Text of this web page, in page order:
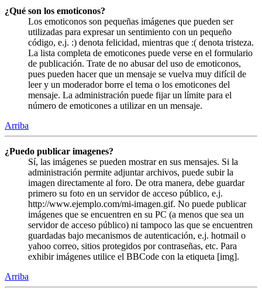
¿Qué son los emoticonos?
Los emoticonos son pequeñas imágenes que pueden ser
utilizadas para expresar un sentimiento con un pequeño
código, e.j. :) denota felicidad, mientras que :( denota tristeza.
La lista completa de emoticones puede verse en el formulario
de publicación. Trate de no abusar del uso de emoticonos,
pues pueden hacer que un mensaje se vuelva muy difícil de
leer y un moderador borre el tema o los emoticones del
mensaje. La administración puede fijar un límite para el
número de emoticones a utilizar en un mensaje.
Arriba
¿Puedo publicar imagenes?
Sí, las imágenes se pueden mostrar en sus mensajes. Si la
administración permite adjuntar archivos, puede subir la
imagen directamente al foro. De otra manera, debe guardar
primero su foto en un servidor de acceso público, e.j.
http://www.ejemplo.com/mi-imagen.gif. No puede publicar
imágenes que se encuentren en su PC (a menos que sea un
servidor de acceso público) ni tampoco las que se encuentren
guardadas bajo mecanismos de autenticación, e.j. hotmail o
yahoo correo, sitios protegidos por contraseñas, etc. Para
exhibir imágenes utilice el BBCode con la etiqueta [img].
Arriba